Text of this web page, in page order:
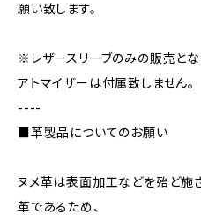
願い致します。
※レザースリーブのみの販売と
アトマイザーは付属致しません。
----
■革製品についてのお願い
ヌメ革は表面加工などを殆ど施
革であるため、